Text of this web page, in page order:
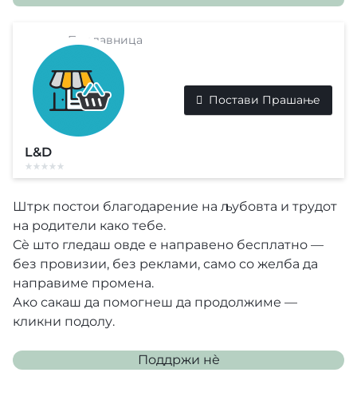
Продавница
L&D
Постави Прашање
Штрк постои благодарение на љубовта и трудот
на родители како тебе.
Сè што гледаш овде е направено бесплатно —
без провизии, без реклами, само со желба да
направиме промена.
Ако сакаш да помогнеш да продолжиме —
кликни подолу.
Поддржи нѐ